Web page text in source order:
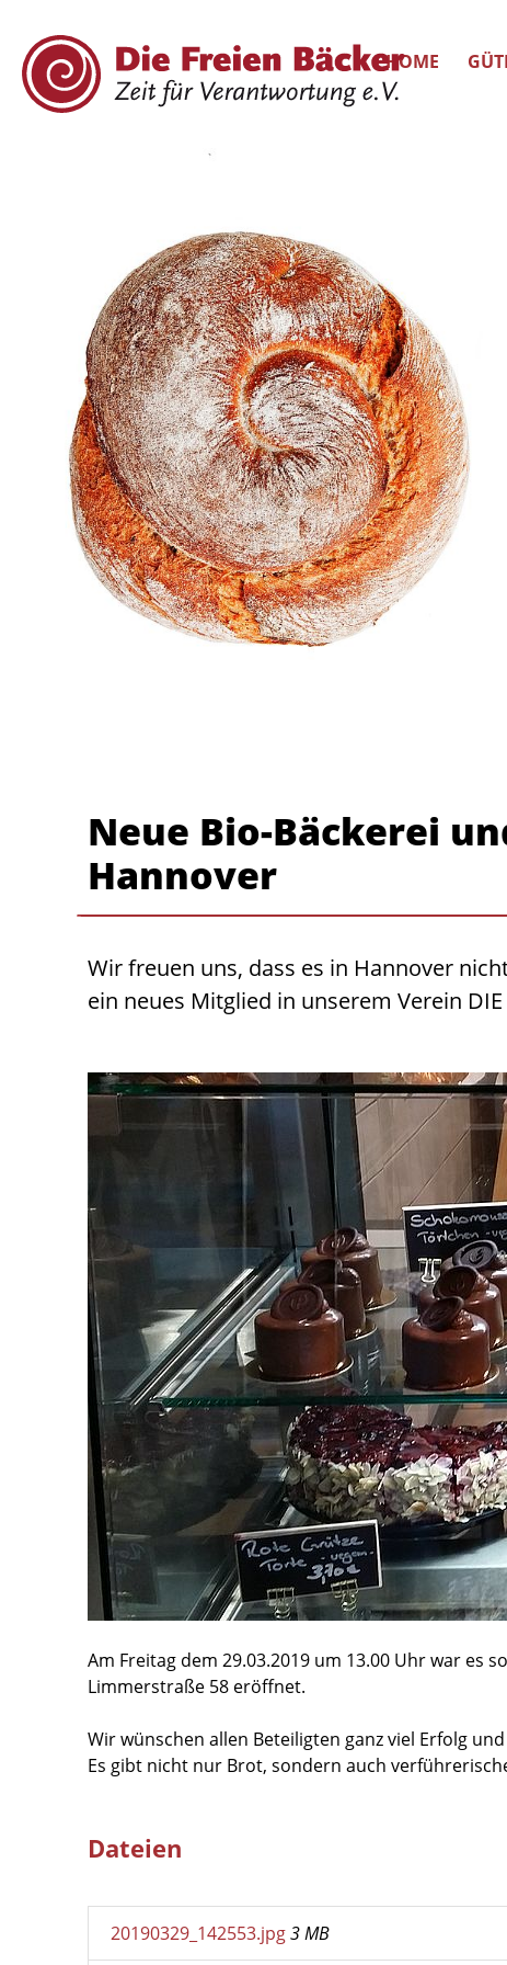
HOME
Neue Bio-Bäckerei
Hannover
Wir freuen uns, dass es in Hannover
ein neues Mitglied in unserem Verein DIE
Am Freitag dem 29.03.2019 um 13.00 Uhr war es
Limmerstraße 58 eröffnet.
Wir wünschen allen Beteiligten ganz viel Erfolg
Es gibt nicht nur Brot, sondern auch
Dateien
20190329_142553.jpg3 MB